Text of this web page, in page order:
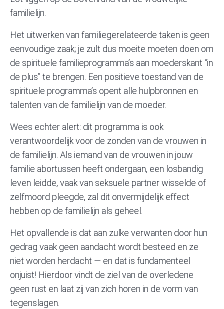
familielijn.
Het uitwerken van familiegerelateerde taken is geen
eenvoudige zaak; je zult dus moeite moeten doen om
de spirituele familieprogramma’s aan moederskant “in
de plus” te brengen. Een positieve toestand van de
spirituele programma’s opent alle hulpbronnen en
talenten van de familielijn van de moeder.
Wees echter alert: dit programma is ook
verantwoordelijk voor de zonden van de vrouwen in
de familielijn. Als iemand van de vrouwen in jouw
familie abortussen heeft ondergaan, een losbandig
leven leidde, vaak van seksuele partner wisselde of
zelfmoord pleegde, zal dit onvermijdelijk effect
hebben op de familielijn als geheel.
Het opvallende is dat aan zulke verwanten door hun
gedrag vaak geen aandacht wordt besteed en ze
niet worden herdacht — en dat is fundamenteel
onjuist! Hierdoor vindt de ziel van de overledene
geen rust en laat zij van zich horen in de vorm van
tegenslagen.